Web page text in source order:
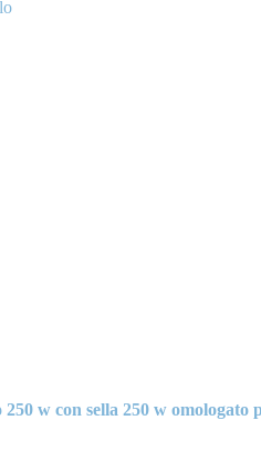
w con sella 250 w omologato